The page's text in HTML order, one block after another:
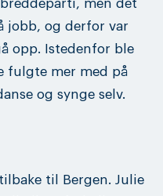
men det
jobb, og derfor var
opp. Istedenfor ble
fulgte mer med på
og synge selv.
til Bergen. Julie